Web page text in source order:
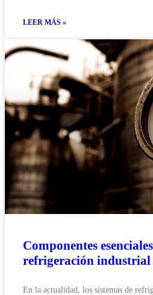
LEER MÁS »
Componentes
refrigeración industrial
En la actualidad, los sistemas de